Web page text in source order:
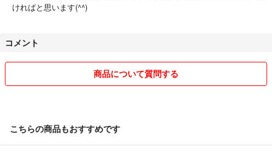
ければと思います(^^)
コメント
商品について質問する
こちらの商品もおすすめです